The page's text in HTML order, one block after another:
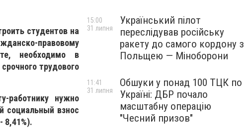
студентов на
правовому
необходимо в
трудового
работнику нужно
социальный взнос
8,41%).
Український пілот
переслідував російську
ракету до самого кордону з
Польщею — Міноборони
15:00
31 липня
Обшуки у понад 100 ТЦК по
Україні: ДБР почало
масштабну операцію
"Чесний призов"
11:41
31 липня